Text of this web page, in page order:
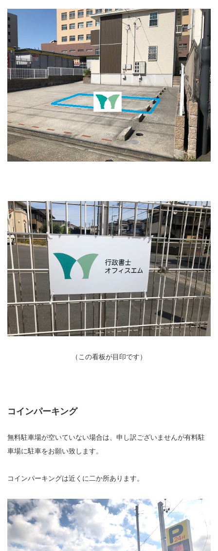
（この看板が目印です）
コインパーキング
無料駐車場が空いていない場合は、申し訳ございませんが有料駐
車場に駐車をお願い致します。
コインパーキングは近くに二か所あります。